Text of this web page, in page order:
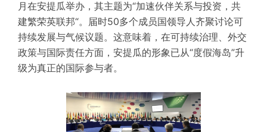
月在安提瓜举办，其主题为“加速伙伴关系与投资，共
建繁荣英联邦“。届时50多个成员国领导人齐聚讨论可
持续发展与气候议题。 这意味着，在可持续治理、外交
政策与国际责任方面，安提瓜的形象已从“度假海岛”升
级为真正的国际参与者。